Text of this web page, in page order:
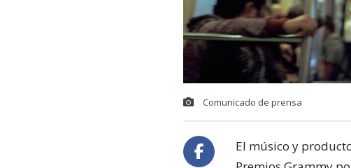
Comunicado de prensa
El músico y